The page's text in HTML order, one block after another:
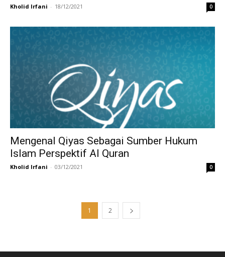
Kholid Irfani - 18/12/2021 0
Mengenal Qiyas Sebagai Sumber Hukum
Islam Perspektif Al Quran
Kholid Irfani - 03/12/2021 0
1 2